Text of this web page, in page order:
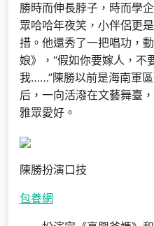
勝時而伸長脖子，時而學
眾哈哈年夜笑，小伴侶更
措。他還秀了一把唱功，
娘》，“假如你要嫁人，不
我……”陳勝以前是海南軍
后，一向活潑在文藝舞臺
雅眾愛好。
陳勝扮演口技
包養網